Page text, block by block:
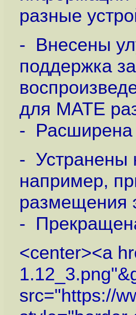
разные
- Внесены
поддержка
для MATE
- Расширена
- Устранены
например,
размещения
-
<center><a
src="https://